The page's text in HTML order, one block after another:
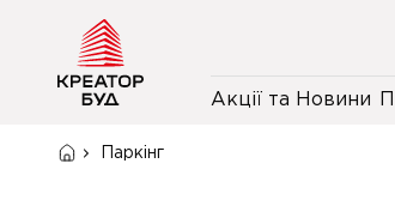
Акції та Новини
Паркінг